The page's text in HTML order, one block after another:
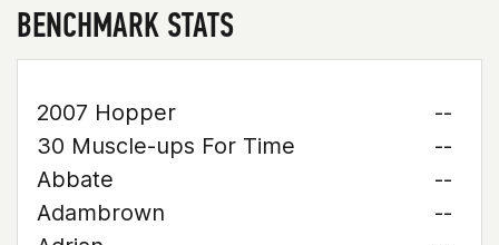
BENCHMARK STATS
2007 Hopper
--
30 Muscle-ups For Time
--
Abbate
--
Adambrown
--